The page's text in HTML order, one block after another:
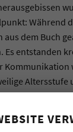
Während
dem Buch
entstanden
Altersstufe
dem
auch Tipps